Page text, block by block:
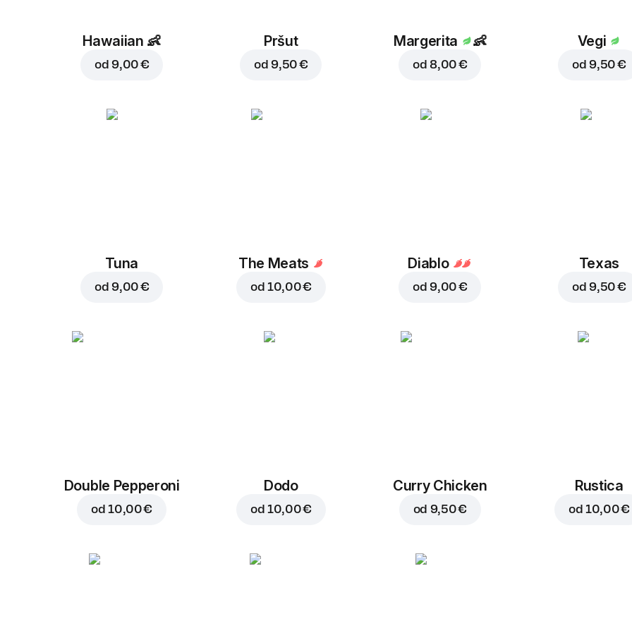
Hawaiian 👶
od 9,00 €
Pršut
od 9,50 €
Margerita 👶
od 8,00 €
Vegi
od 9,50 €
Tuna
od 9,00 €
The Meats
od 10,00 €
Diablo
od 9,00 €
Texas
od 9,50 €
Double Pepperoni
od10,00 €
Dodo
od 10,00 €
Curry Chicken
od 9,50 €
Rustica
od 10,00 €